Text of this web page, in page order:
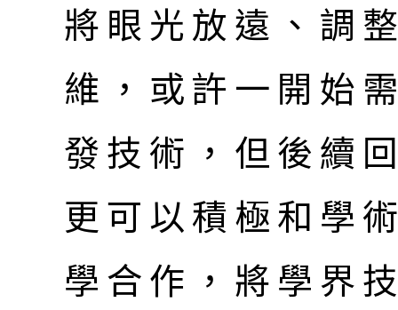
將眼光放遠、調
維，或許一開始
發技術，但後續
更可以積極和學
學合作，將學界